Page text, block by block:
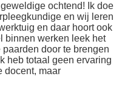
ochtend! Ik doe
en wij leren
en daar hoort ook
binnen werken leek het
door te brengen
heb totaal geen ervaring
docent, maar